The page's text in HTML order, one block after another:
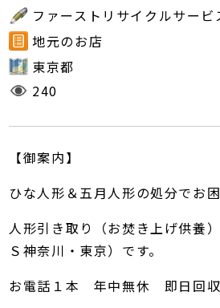
ファーストリサイクルサービ
地元のお店
東京都
240
【御案内】
ひな人形＆五月人形の処分でお
人形引き取り（お焚き上げ供養
Ｓ神奈川・東京）です。
お電話１本 年中無休 即日回収